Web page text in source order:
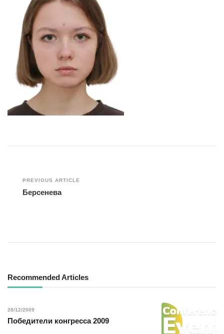
Post
PREVIOUS ARTICLE
Берсенева
Recommended Articles
28/12/2009
Победители конгресса 2009